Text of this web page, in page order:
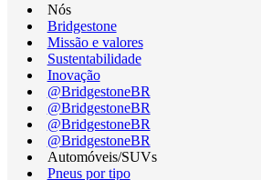
Nós
Bridgestone
Missão e valores
Sustentabilidade
Inovação
@BridgestoneBR
@BridgestoneBR
@BridgestoneBR
@BridgestoneBR
Automóveis/SUVs
Pneus por tipo